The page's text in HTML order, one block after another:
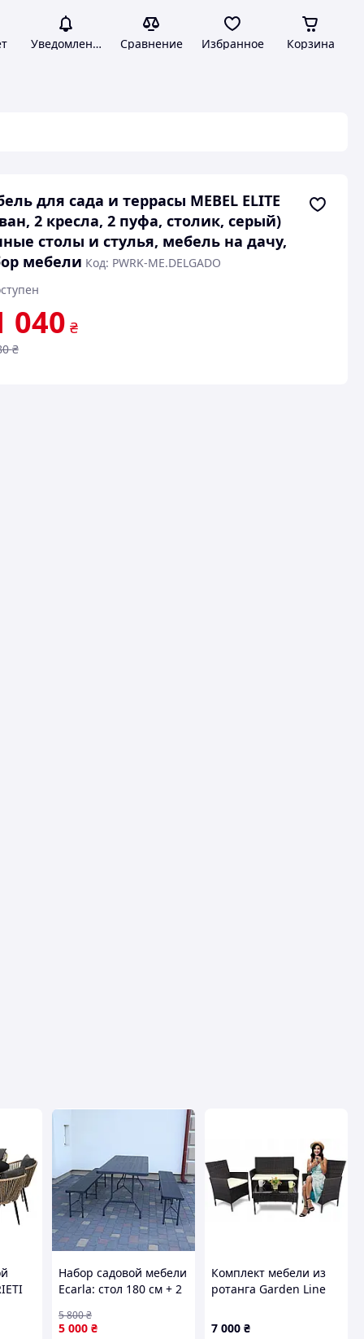
Уведомления Сравнение Избранное Корзина
для сада и террасы MEBEL ELITE
2 кресла, 2 пуфа, столик, серый)
столы и стулья, мебель на дачу,
мебели Код: PWRK-ME.DELGADO
040 ₴
₴
Набор садовой мебели
Ecarla: стол 180 см + 2
5 000 ₴
5 800₴
Комплект мебели из
ротанга Garden Line
стол) для сада кафе
7 000 ₴